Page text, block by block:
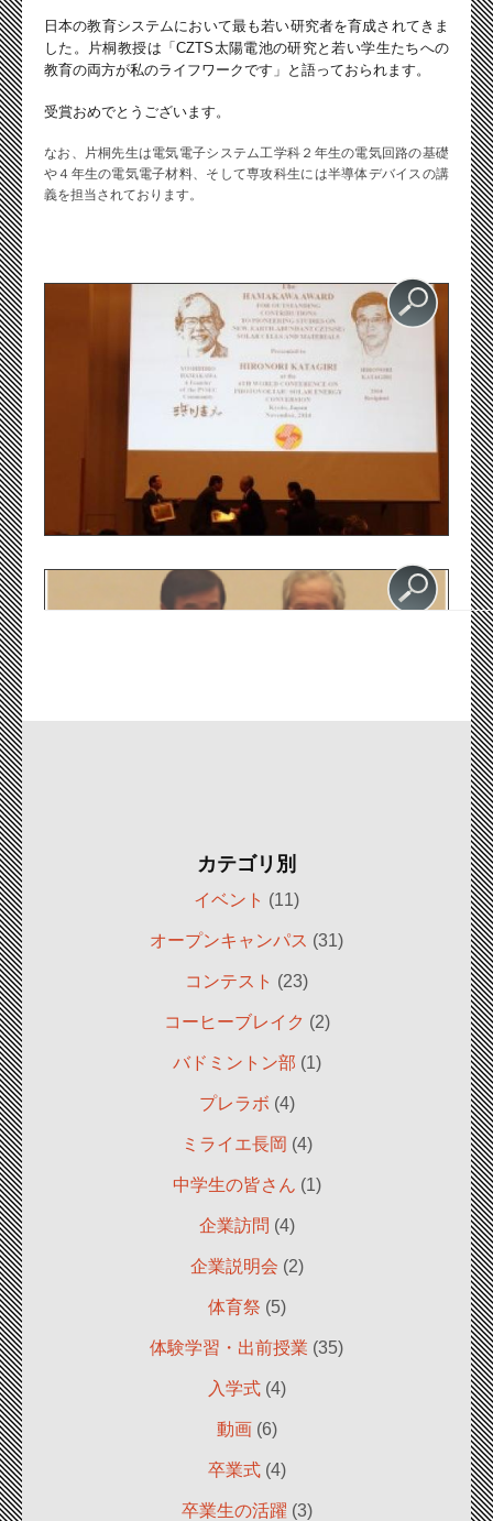
日本の教育システムにおいて最も若い研究者を育成されてきま
した。片桐教授は「CZTS太陽電池の研究と若い学生たちへの
教育の両方が私のライフワークです」と語っておられます。
受賞おめでとうございます。
なお、片桐先生は電気電子システム工学科２年生の電気回路の基礎
や４年生の電気電子材料、そして専攻科生には半導体デバイスの講
義を担当されております。
カテゴリ別
イベント (11)
オープンキャンパス (31)
コンテスト (23)
コーヒーブレイク (2)
バドミントン部 (1)
プレラボ (4)
ミライエ長岡 (4)
中学生の皆さん (1)
企業訪問 (4)
企業説明会 (2)
体育祭 (5)
体験学習・出前授業 (35)
入学式(4)
動画(6)
卒業式(4)
卒業生の活躍 (3)